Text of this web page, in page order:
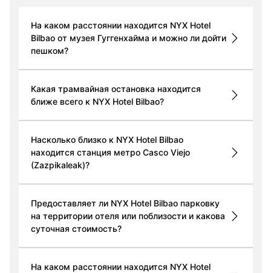
На каком расстоянии находится NYX Hotel
Bilbao от музея Гуггенхайма и можно ли дойти
пешком?
Какая трамвайная остановка находится
ближе всего к NYX Hotel Bilbao?
Насколько близко к NYX Hotel Bilbao
находится станция метро Casco Viejo
(Zazpikaleak)?
Предоставляет ли NYX Hotel Bilbao парковку
на территории отеля или поблизости и какова
суточная стоимость?
На каком расстоянии находится NYX Hotel